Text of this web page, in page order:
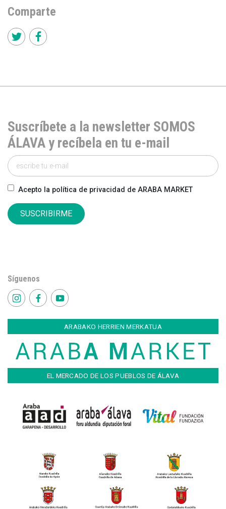
Comparte
Suscríbete a la newsletter SOMOS
ÁLAVA y recíbela en tu e-mail
Acepto la política de privacidad de ARABA MARKET
SUSCRIBIRME
Síguenos
ARABAKO HERRIEN MERKATUA
EL MERCADO DE LOS PUEBLOS DE ÁLAVA